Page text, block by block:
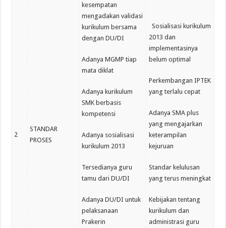
2
STANDAR
PROSES
kesempatan
mengadakan validasi
kurikulum bersama
dengan DU/DI
Adanya MGMP tiap
mata diklat
Adanya kurikulum
SMK berbasis
kompetensi
Adanya sosialisasi
kurikulum 2013
Tersedianya guru
tamu dari DU/DI
Adanya DU/DI untuk
pelaksanaan
Prakerin
Sosialisasi kurikulum
2013 dan
implementasinya
belum optimal
Perkembangan IPTEK
yang terlalu cepat
Adanya SMA plus
yang mengajarkan
keterampilan
kejuruan
Standar kelulusan
yang terus meningkat
Kebijakan tentang
kurikulum dan
administrasi guru